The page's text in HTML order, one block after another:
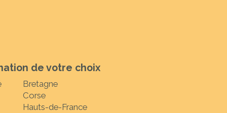
de votre choix
Bretagne
Corse
Hauts-de-France